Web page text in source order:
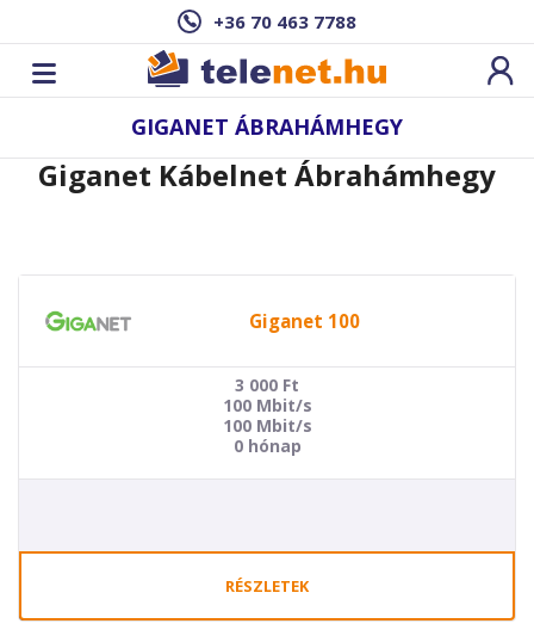
+36 70 463 7788
GIGANET ÁBRAHÁMHEGY
Giganet Kábelnet Ábrahámhegy
Giganet 100
3 000 Ft
100 Mbit/s
100 Mbit/s
0 hónap
RÉSZLETEK